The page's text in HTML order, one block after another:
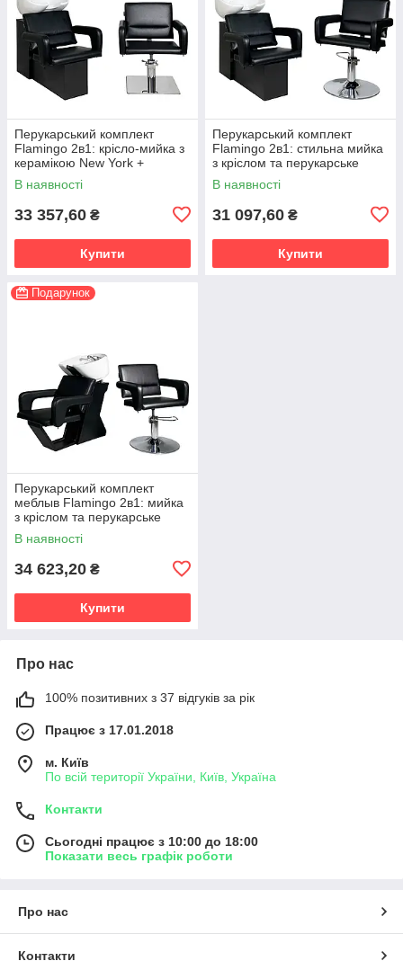
Перукарський комплект
Flamingo 2в1: крісло-мийка з
керамікою New York +
перукарське крісло квадратна
хромована база
В наявності
33 357,60 ₴
Купити
Перукарський комплект
Flamingo 2в1: стильна мийка
з кріслом та перукарське
крісло на хромованій
дисковій базі
В наявності
31 097,60 ₴
Купити
Подарунок
Перукарський комплект
меблыв Flamingo 2в1: мийка
з кріслом та перукарське
гідравлічне крісло
В наявності
34 623,20 ₴
Купити
Про нас
100% позитивних з 37 відгуків за рік
Працює з 17.01.2018
м. Київ
По всій території України, Київ, Україна
Контакти
Сьогодні працює з 10:00 до 18:00
Показати весь графік роботи
Про нас
Контакти